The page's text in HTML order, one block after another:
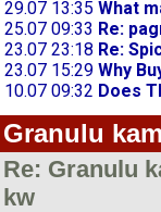
Granulu
Re: Granulu
kw